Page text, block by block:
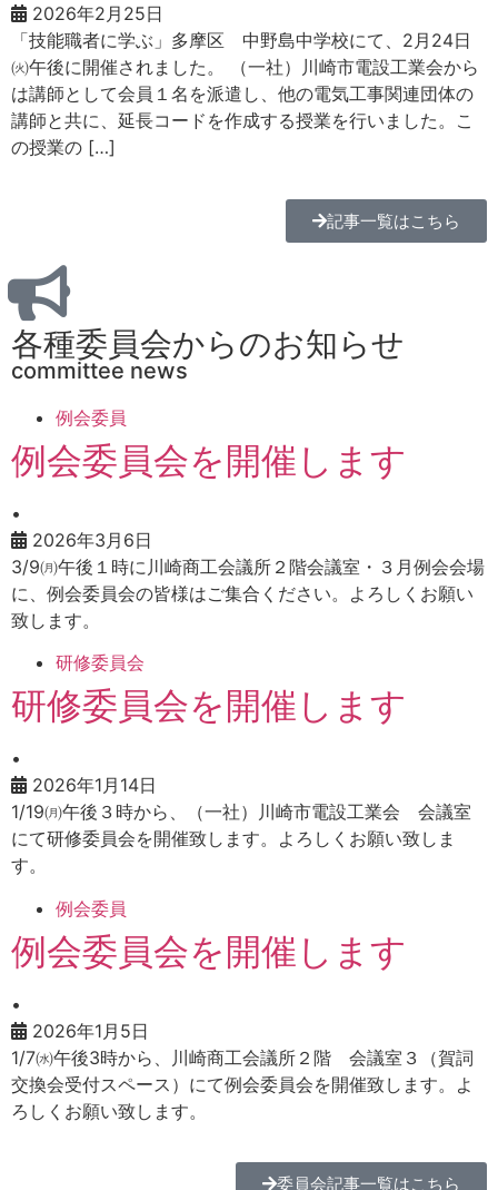
2026年2月25日
「技能職者に学ぶ」多摩区 中野島中学校にて、2月24日
㈫午後に開催されました。 （一社）川崎市電設工業会から
は講師として会員１名を派遣し、他の電気工事関連団体の
講師と共に、延長コードを作成する授業を行いました。こ
の授業の […]
記事一覧はこちら
各種委員会からのお知らせ
committee news
例会委員
例会委員会を開催します
•
2026年3月6日
3/9㈪午後１時に川崎商工会議所２階会議室・３月例会会場
に、例会委員会の皆様はご集合ください。よろしくお願い
致します。
研修委員会
研修委員会を開催します
•
2026年1月14日
1/19㈪午後３時から、（一社）川崎市電設工業会 会議室
にて研修委員会を開催致します。よろしくお願い致しま
す。
例会委員
例会委員会を開催します
•
2026年1月5日
1/7㈬午後3時から、川崎商工会議所２階 会議室３（賀詞
交換会受付スペース）にて例会委員会を開催致します。よ
ろしくお願い致します。
委員会記事一覧はこちら